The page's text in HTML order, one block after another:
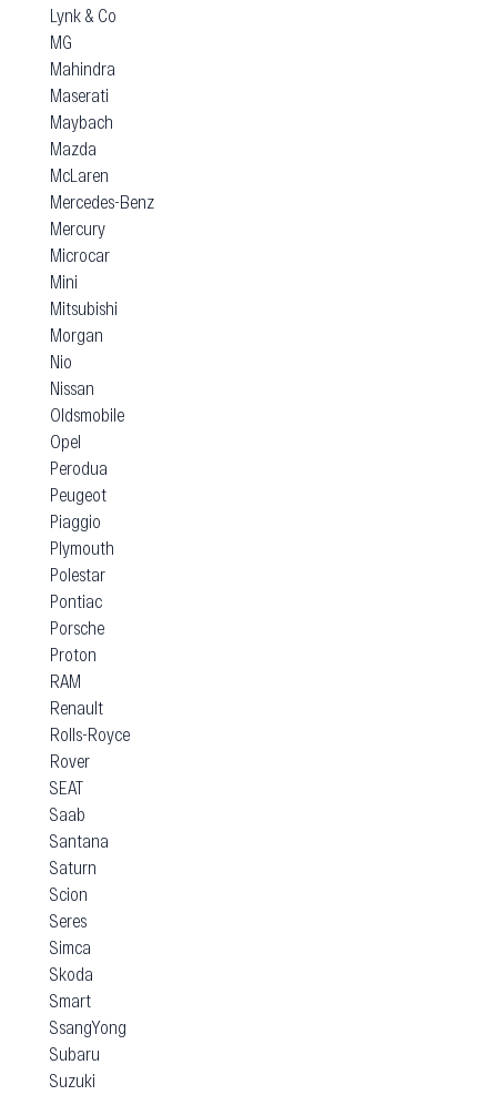
Lynk & Co
MG
Mahindra
Maserati
Maybach
Mazda
McLaren
Mercedes-Benz
Mercury
Microcar
Mini
Mitsubishi
Morgan
Nio
Nissan
Oldsmobile
Opel
Perodua
Peugeot
Piaggio
Plymouth
Polestar
Pontiac
Porsche
Proton
RAM
Renault
Rolls-Royce
Rover
SEAT
Saab
Santana
Saturn
Scion
Seres
Simca
Skoda
Smart
SsangYong
Subaru
Suzuki